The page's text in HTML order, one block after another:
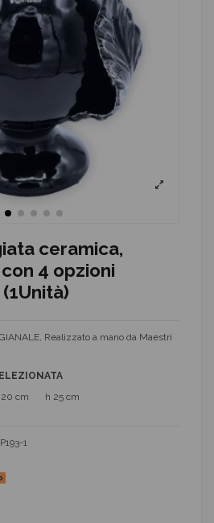
ceramica,
4 opzioni
Realizzato a mano da Maestri
20 cm h 25 cm
1